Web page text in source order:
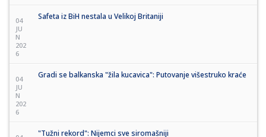
04
JU
N
202
6
Safeta iz BiH nestala u Velikoj Britaniji
04
JU
N
202
6
Gradi se balkanska "žila kucavica": Putovanje višestruko kraće
"Tužni rekord": Nijemci sve siromašniji